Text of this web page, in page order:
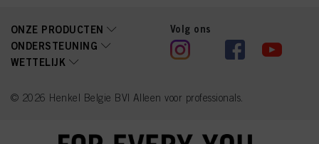
ONZE PRODUCTEN
ONDERSTEUNING
WETTELIJK
Volg ons
© 2026 Henkel Belgie BV| Alleen voor professionals.